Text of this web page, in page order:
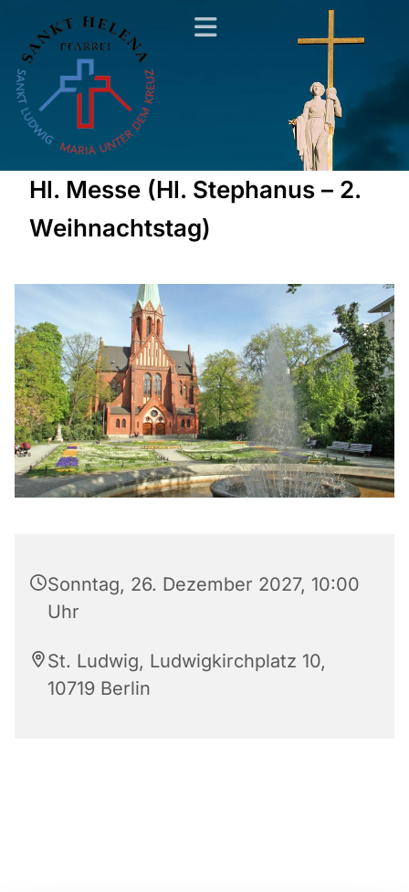
Hl. Messe (Hl. Stephanus – 2.
Weihnachtstag)
Sonntag, 26. Dezember 2027, 10:00
Uhr
St. Ludwig, Ludwigkirchplatz 10,
10719 Berlin